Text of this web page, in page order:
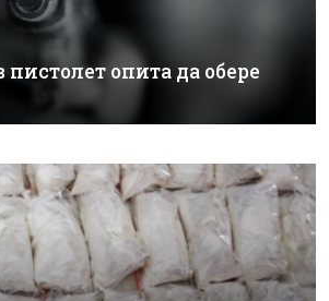
пистолет опита да обере